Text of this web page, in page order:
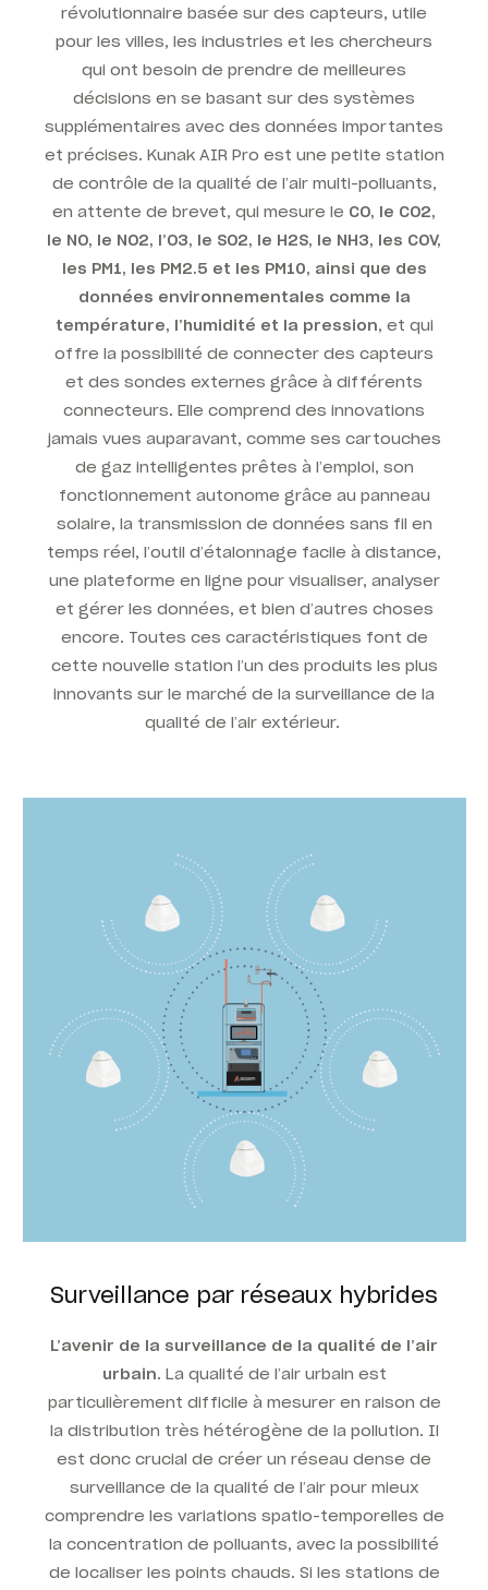
révolutionnaire basée sur des capteurs, utile
pour les villes, les industries et les chercheurs
qui ont besoin de prendre de meilleures
décisions en se basant sur des systèmes
supplémentaires avec des données importantes
et précises. Kunak AIR Pro est une petite station
de contrôle de la qualité de l’air multi-polluants,
en attente de brevet, qui mesure le CO, le CO2,
le NO, le NO2, l’O3, le SO2, le H2S, le NH3, les COV,
les PM1, les PM2.5 et les PM10, ainsi que des
données environnementales comme la
température, l’humidité et la pression, et qui
offre la possibilité de connecter des capteurs
et des sondes externes grâce à différents
connecteurs. Elle comprend des innovations
jamais vues auparavant, comme ses cartouches
de gaz intelligentes prêtes à l’emploi, son
fonctionnement autonome grâce au panneau
solaire, la transmission de données sans fil en
temps réel, l’outil d’étalonnage facile à distance,
une plateforme en ligne pour visualiser, analyser
et gérer les données, et bien d’autres choses
encore. Toutes ces caractéristiques font de
cette nouvelle station l’un des produits les plus
innovants sur le marché de la surveillance de la
qualité de l’air extérieur.
Surveillance par réseaux hybrides
L’avenir de la surveillance de la qualité de l’air
urbain. La qualité de l’air urbain est
particulièrement difficile à mesurer en raison de
la distribution très hétérogène de la pollution. Il
est donc crucial de créer un réseau dense de
surveillance de la qualité de l’air pour mieux
comprendre les variations spatio-temporelles de
la concentration de polluants, avec la possibilité
de localiser les points chauds. Si les stations de